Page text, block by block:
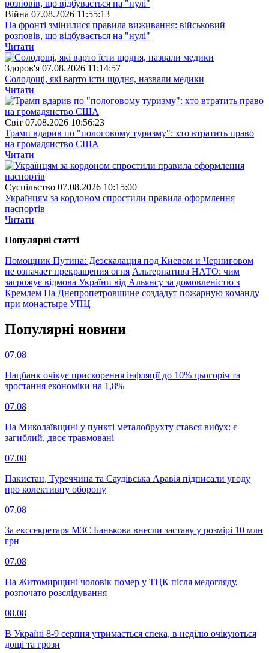
Війна 07.08.2026 11:55:13
На фронті змінилися правила виживання: військовий
розповів, що відбувається на "нулі"
Читати
Здоров'я 07.08.2026 11:14:57
Солодощі, які варто їсти щодня, назвали медики
Читати
Свiт 07.08.2026 10:56:23
Трамп вдарив по "пологовому туризму": хто втратить право
на громадянство США
Читати
Суспiльство 07.08.2026 10:15:00
Українцям за кордоном спростили правила оформлення
паспортів
Читати
Популярнi статтi
Помощник Путина: Деэскалация под Киевом и Черниговом
не означает прекращения огня Альтернатива НАТО: чим
загрожує відмова України від Альянсу за домовленістю з
Кремлем На Днепропетровщине создадут пожарную команду
при монастыре УПЦ
Популярнi новини
07.08
Нацбанк очікує прискорення інфляції до 10% цьогоріч та
зростання економіки на 1,8%
07.08
На Миколаївщині у пункті металобрухту стався вибух: є
загиблий, двоє травмовані
07.08
Пакистан, Туреччина та Саудівська Аравія підписали угоду
про колективну оборону
07.08
За екссекретаря МЗС Банькова внесли заставу у розмірі 10 млн
грн
07.08
На Житомирщині чоловік помер у ТЦК після медогляду,
розпочато розслідування
08.08
В Україні 8-9 серпня утримається спека, в неділю очікуються
дощі та грози